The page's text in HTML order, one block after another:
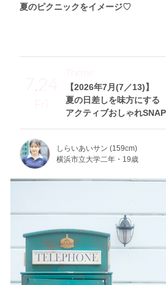
夏のピクニックをイメージ♡
7.24
Fri
【2026年7月(7／13)】
夏の日差しを味方にする
アクティブおしゃれ
Theme
しらいあいサン (159cm)
横浜市立大学二年・19歳